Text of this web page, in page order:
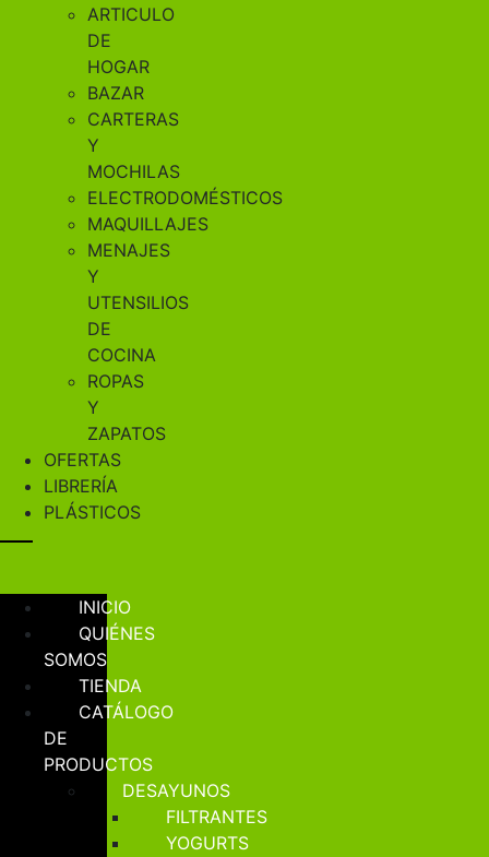
ARTICULO
DE
HOGAR
BAZAR
CARTERAS
Y
MOCHILAS
ELECTRODOMÉSTICOS
MAQUILLAJES
MENAJES
Y
UTENSILIOS
DE
COCINA
ROPAS
Y
ZAPATOS
OFERTAS
LIBRERÍA
PLÁSTICOS
INICIO
QUIÉNES
SOMOS
TIENDA
CATÁLOGO
DE
PRODUCTOS
DESAYUNOS
FILTRANTES
YOGURTS